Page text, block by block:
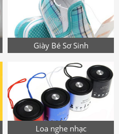
Giày Bé Sơ Sinh
Loa nghe nhạc